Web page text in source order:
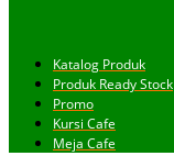
Katalog Produk
Produk Ready Stock
Promo
Kursi Cafe
Meja Cafe